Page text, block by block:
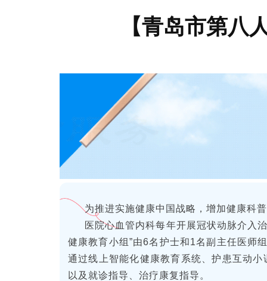
【青岛市第八
为推进实施健康中国战略，增加健康科
医院心血管内科每年开展冠状动脉介入
健康教育小组”由6名护士和1名副主任医师
通过线上智能化健康教育系统、护患互动
以及就诊指导、治疗康复指导。